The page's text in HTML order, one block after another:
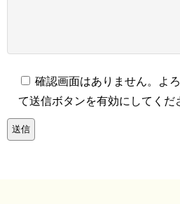
確認画面はありません。よ
て送信ボタンを有効にしてくだ